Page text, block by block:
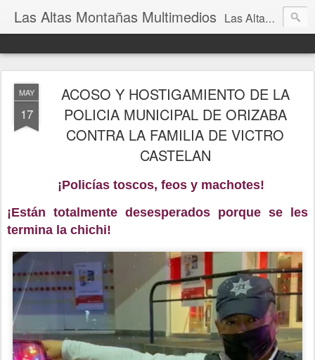
Las Altas Montañas Multimedios Las Altas Montañas Multimedios
MAY
17
ACOSO Y HOSTIGAMIENTO DE LA
POLICIA MUNICIPAL DE ORIZABA
CONTRA LA FAMILIA DE VICTRO
CASTELAN
¡Policías toscos, feos y machotes!
¡Están totalmente desesperados porque se les
termina la chichi!